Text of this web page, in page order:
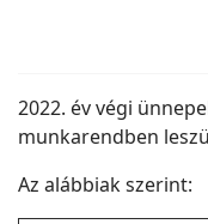
2022. év végi
munkarendben
Az alábbiak szerint: